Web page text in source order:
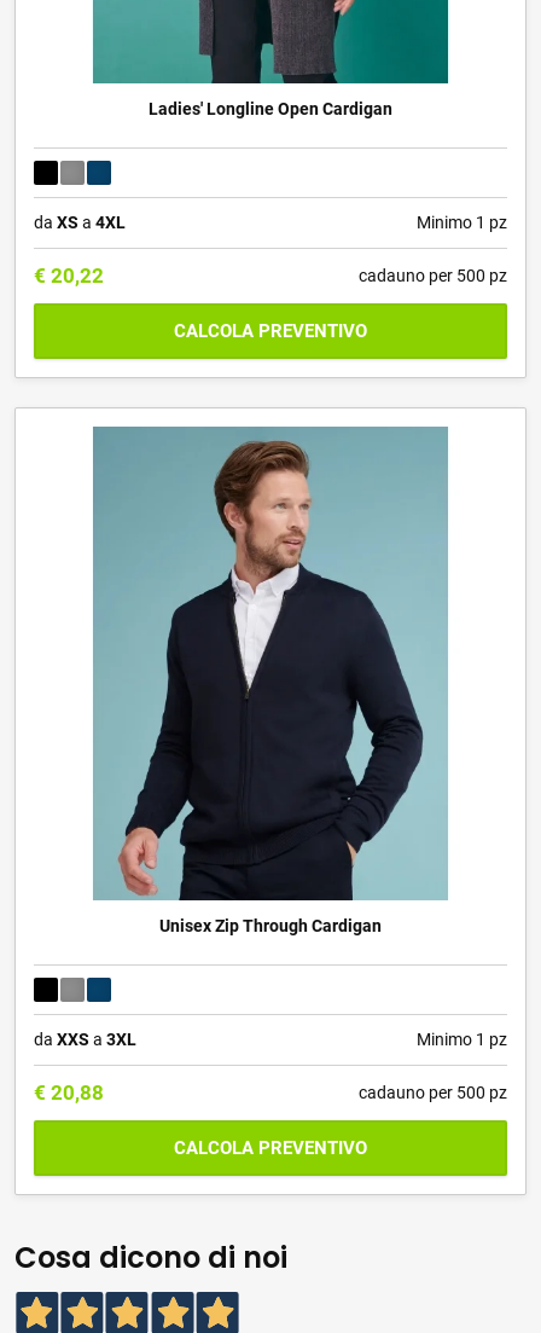
Ladies' Longline Open Cardigan
da XS a 4XL Minimo 1 pz
€ 20,22 cadauno per 500 pz
CALCOLA PREVENTIVO
Unisex Zip Through Cardigan
da XXS a 3XL Minimo 1 pz
€ 20,88 cadauno per 500 pz
CALCOLA PREVENTIVO
Cosa dicono di noi